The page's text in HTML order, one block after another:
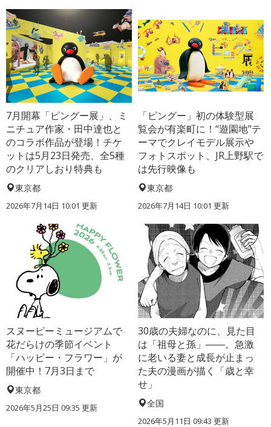
7月開幕「ピングー展」、ミ
ニチュア作家・田中達也と
のコラボ作品が登場！チケ
ットは5月23日発売、全5種
のクリアしおり特典も
東京都
2026年7月14日 10:01 更新
「ピングー」初の体験型展
覧会が有楽町に！“遊園地”テ
ーマでクレイモデル展示や
フォトスポット、JR上野駅で
は先行映像も
東京都
2026年7月14日 10:01 更新
スヌーピーミュージアムで
花だらけの季節イベント
「ハッピー・フラワー」が
開催中！7月3日まで
東京都
2026年5月25日 09:35 更新
30歳の夫婦なのに、見た目
は「祖母と孫」――。急激
に老いる妻と成長が止まっ
た夫の漫画が描く「歳と幸
せ」
全国
2026年5月11日 09:43 更新